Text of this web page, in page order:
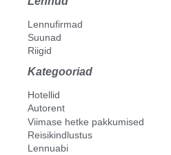
Lennufirmad
Suunad
Riigid
Kategooriad
Hotellid
Autorent
Viimase hetke pakkumised
Reisikindlustus
Lennuabi